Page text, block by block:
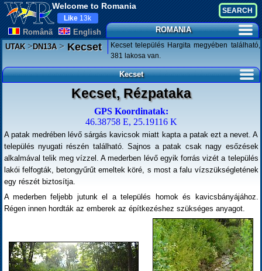
Welcome to Romania
Românã English
Like 13k
ROMANIA
UTAK>DN13A>Kecset
Kecset település Hargita megyében található,
381 lakosa van.
Kecset
Kecset, Rézpataka
GPS Koordinatak:
46.38758 E, 25.19116 K
A patak medrében lévő sárgás kavicsok miatt kapta a patak ezt a nevet. A
település nyugati részén található. Sajnos a patak csak nagy esőzések
alkalmával telik meg vízzel. A mederben lévő egyik forrás vizét a település
lakói felfogták, betongyűrűt emeltek köré, s most a falu vízszükségletének
egy részét biztosítja.
A mederben feljebb jutunk el a település homok és kavicsbányájához.
Régen innen hordták az emberek az építkezéshez szükséges anyagot.